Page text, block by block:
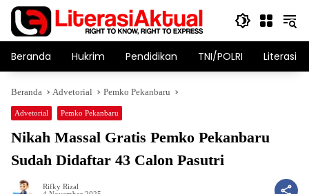
Langsung
konten
Beranda Hukrim Pendidikan TNI/POLRI Literasi
Beranda Advetorial Pemko Pekanbaru
Advetorial Pemko Pekanbaru
Nikah Massal Gratis Pemko Pekanbaru
Sudah Didaftar 43 Calon Pasutri
Rifky Rizal